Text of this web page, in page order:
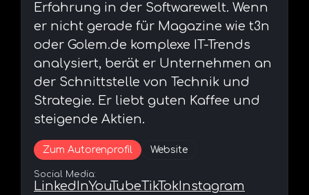
Erfahrung in der Softwarewelt. Wenn
er nicht gerade für Magazine wie t3n
oder Golem.de komplexe IT-Trends
analysiert, berät er Unternehmen an
der Schnittstelle von Technik und
Strategie. Er liebt guten Kaffee und
steigende Aktien.
Zum Autorenprofil Website
Social Media:
LinkedInYouTubeTikTokInstagram